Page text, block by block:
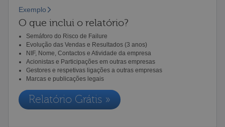
Exemplo
O que inclui o relatório?
Semáforo do Risco de Failure
Evolução das Vendas e Resultados (3 anos)
NIF, Nome, Contactos e Atividade da empresa
Acionistas e Participações em outras empresas
Gestores e respetivas ligações a outras empresas
Marcas e publicações legais
Relatório Grátis »